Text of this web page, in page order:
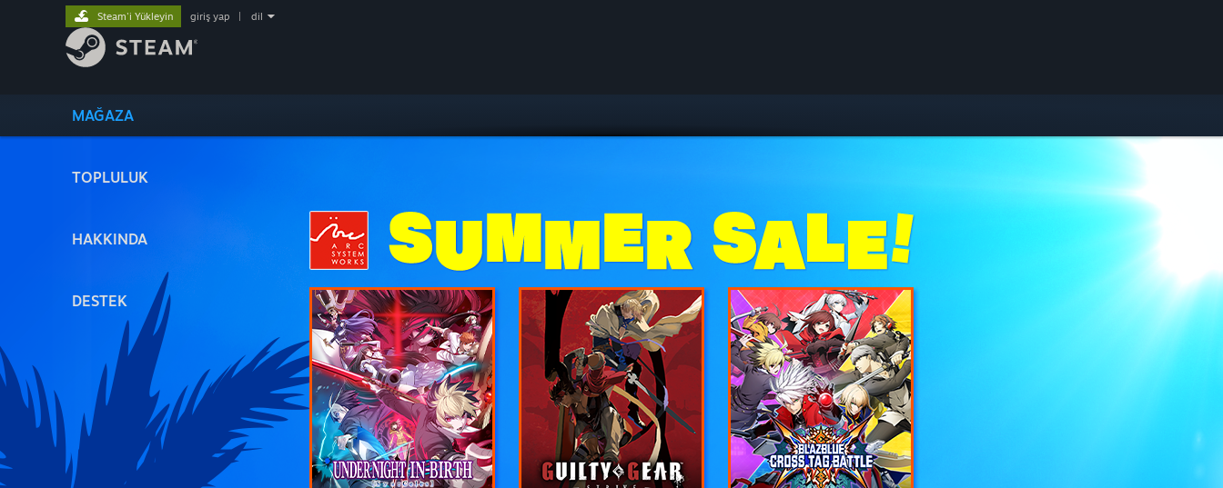
MAĞAZA
TOPLULUK
HAKKINDA
DESTEK
Steam'i Yükleyin giriş yap dil